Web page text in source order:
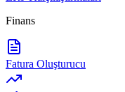
Finans
Fatura Oluşturucu